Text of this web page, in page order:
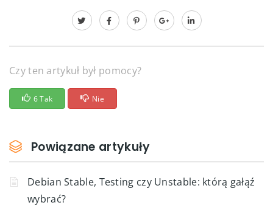
Czy ten artykuł był pomocy?
6 Tak Nie
Powiązane artykuły
Debian Stable, Testing czy Unstable: którą gałąź
wybrać?